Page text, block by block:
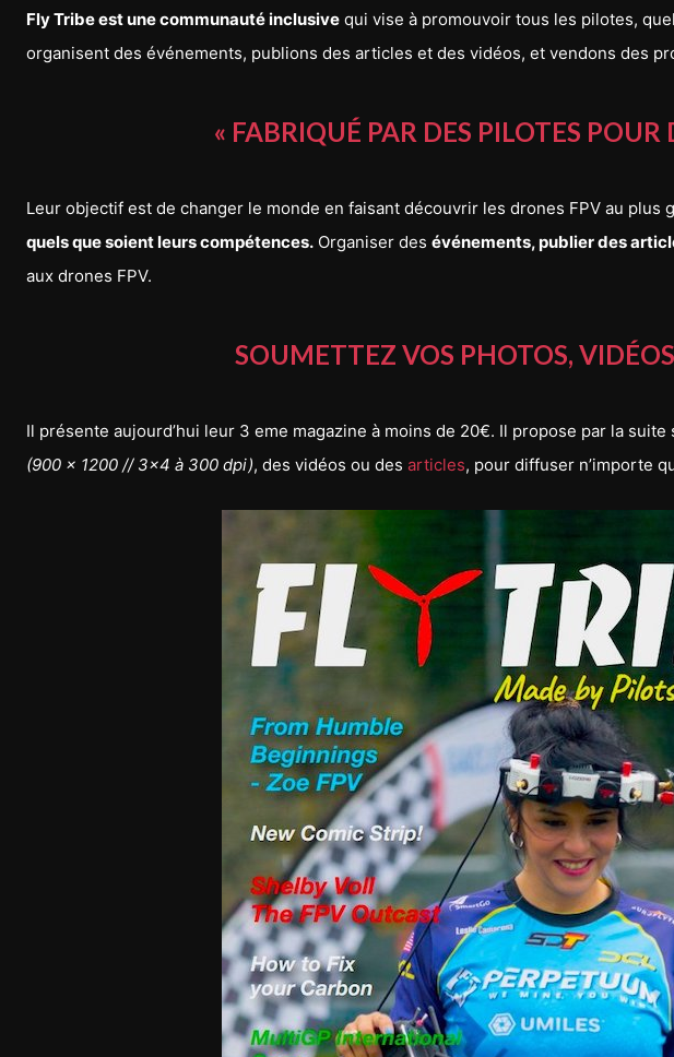
Fly Tribe est une communauté inclusive qui vise à promouvoir tous les pilotes,
organisent des événements, publions des articles et des vidéos, et vendons des
« FABRIQUÉ PAR DES PILOTES POUR
Leur objectif est de changer le monde en faisant découvrir les drones FPV au plus
quels que soient leurs compétences. Organiser des événements, publier des
aux drones FPV.
SOUMETTEZ VOS PHOTOS,
Il présente aujourd’hui leur 3 eme magazine à moins de 20€. Il propose par la suite
(900 x 1200 // 3×4 à 300 dpi), des vidéos ou des articles, pour diffuser n’importe